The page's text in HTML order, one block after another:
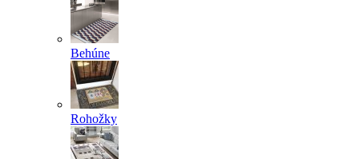
Behúne
Rohožky